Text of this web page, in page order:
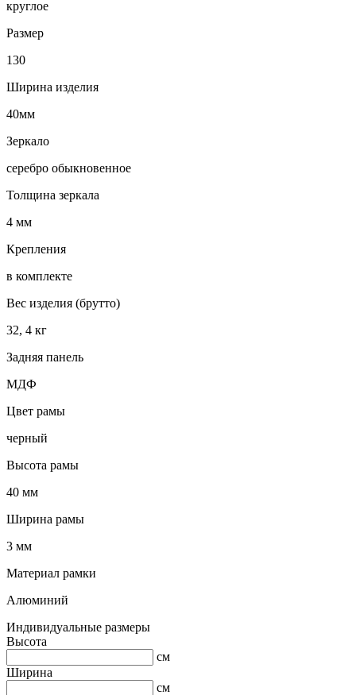
круглое
Размер
130
Ширина изделия
40мм
Зеркало
серебро обыкновенное
Толщина зеркала
4 мм
Крепления
в комплекте
Вес изделия (брутто)
32, 4 кг
Задняя панель
МДФ
Цвет рамы
черный
Высота рамы
40 мм
Ширина рамы
3 мм
Материал рамки
Алюминий
Индивидуальные размеры
Высота
см
Ширина
см